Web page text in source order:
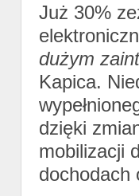
Już 30%
dużym
Kapica.
dzięki
mobilizacji
dochodach